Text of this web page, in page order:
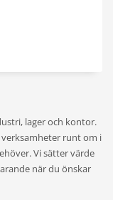
lager och kontor.
runt om i
Vi sätter värde
när du önskar